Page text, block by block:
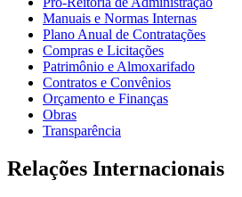
Manuais e Normas Internas
Plano Anual de Contratações
Compras e Licitações
Patrimônio e Almoxarifado
Contratos e Convênios
Orçamento e Finanças
Obras
Transparência
Relações Internacionais